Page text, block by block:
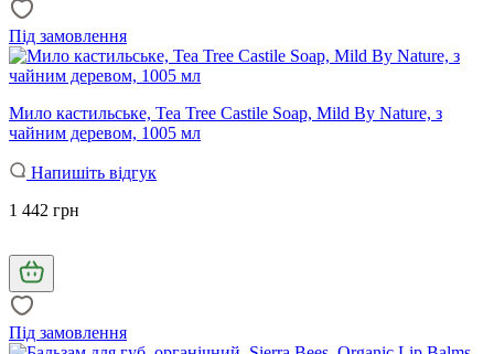
Під замовлення
Мило кастильське, Tea Tree Castile Soap, Mild By Nature, з
чайним деревом, 1005 мл
Напишіть відгук
1 442 грн
Під замовлення